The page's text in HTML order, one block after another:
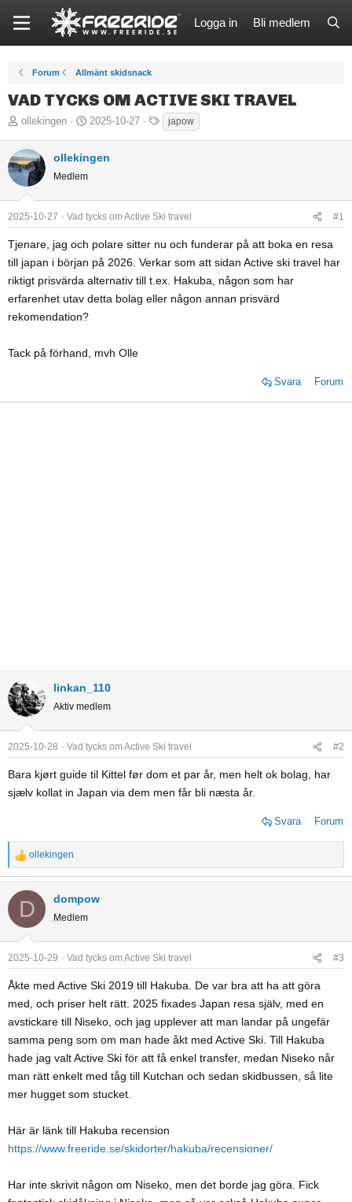
Logga in Bli medlem
Forum Allmänt skidsnack
VAD TYCKS OM ACTIVE SKI TRAVEL
T
r
å
d
s
a
r
t
a
r
ollekingen
S
t
a
a
u
m
2025-10-27
a
japow
ollekingen
Medlem
2025-10-27 Vad tycks om Active Ski travel #1
Tjenare, jag och polare sitter nu och funderar på att boka en resa
till japan i början på 2026. Verkar som att sidan Active ski travel har
riktigt prisvärda alternativ till t.ex. Hakuba, någon som har
erfarenhet utav detta bolag eller någon annan prisvärd
rekomendation?
Tack på förhand, mvh Olle
Svara Forum
linkan_110
Aktiv medlem
2025-10-28 Vad tycks om Active Ski travel #2
Bara kjørt guide til Kittel før dom et par år, men helt ok bolag, har
sjælv kollat in Japan via dem men får bli næsta år.
Svara Forum
R
e
a
t
i
o
n
s
:
ollekingen
D dompow
Medlem
2025-10-29 Vad tycks om Active Ski travel #3
Åkte med Active Ski 2019 till Hakuba. De var bra att ha att göra
med, och priser helt rätt. 2025 fixades Japan resa själv, med en
avstickare till Niseko, och jag upplever att man landar på ungefär
samma peng som om man hade åkt med Active Ski. Till Hakuba
hade jag valt Active Ski för att få enkel transfer, medan Niseko når
man rätt enkelt med tåg till Kutchan och sedan skidbussen, så lite
mer hugget som stucket.
Här är länk till Hakuba recension
https://www.freeride.se/skidorter/hakuba/recensioner/
Har inte skrivit någon om Niseko, men det borde jag göra. Fick